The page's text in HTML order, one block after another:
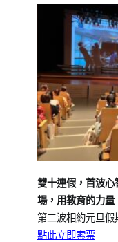
雙十連假，首波心
場，用教育的力量
第二波相約元旦假
點此立即索票